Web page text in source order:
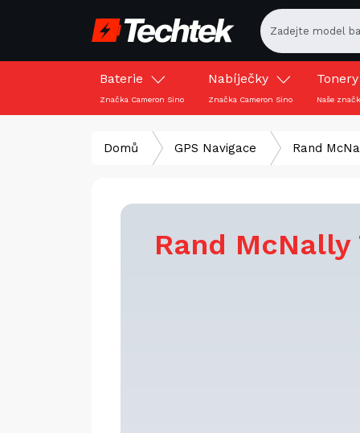
Baterie
Značka Cameron Sino
Nabíječky
Značka Cameron Sino Naše
Domů GPS Navigace Rand
Rand